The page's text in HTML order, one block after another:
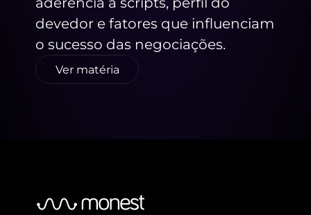
devedor e fatores que influenciam
o sucesso das negociações.
Ver matéria